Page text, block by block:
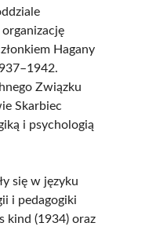
Hagany
Związku
Skarbiec
i psychologią
się w języku
i pedagogiki
kind (1934) oraz